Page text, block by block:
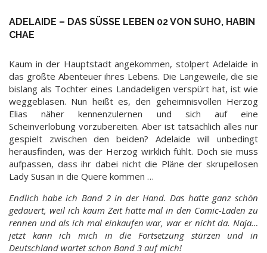
ADELAIDE – DAS SÜSSE LEBEN 02 VON SUHO, HABIN C
HAE
Kaum in der Hauptstadt angekommen, stolpert Adelaide in
das größte Abenteuer ihres Lebens. Die Langeweile, die sie
bislang als Tochter eines Landadeligen verspürt hat, ist wie
weggeblasen. Nun heißt es, den geheimnisvollen Herzog
Elias näher kennenzulernen und sich auf eine
Scheinverlobung vorzubereiten. Aber ist tatsächlich alles nur
gespielt zwischen den beiden? Adelaide will unbedingt
herausfinden, was der Herzog wirklich fühlt. Doch sie muss
aufpassen, dass ihr dabei nicht die Pläne der skrupellosen
Lady Susan in die Quere kommen …
Endlich habe ich Band 2 in der Hand. Das hatte ganz schön
gedauert, weil ich kaum Zeit hatte mal in den Comic-Laden zu
rennen und als ich mal einkaufen war, war er nicht da. Naja…
jetzt kann ich mich in die Fortsetzung stürzen und in
Deutschland wartet schon Band 3 auf mich!